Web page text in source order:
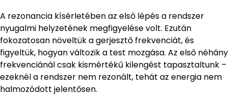
A rezonancia kísérletében az első lépés a rendszer
nyugalmi helyzetének megfigyelése volt. Ezután
fokozatosan növeltük a gerjesztő frekvenciát, és
figyeltük, hogyan változik a test mozgása. Az első néhány
frekvenciánál csak kismértékű kilengést tapasztaltunk –
ezeknél a rendszer nem rezonált, tehát az energia nem
halmozódott jelentősen.